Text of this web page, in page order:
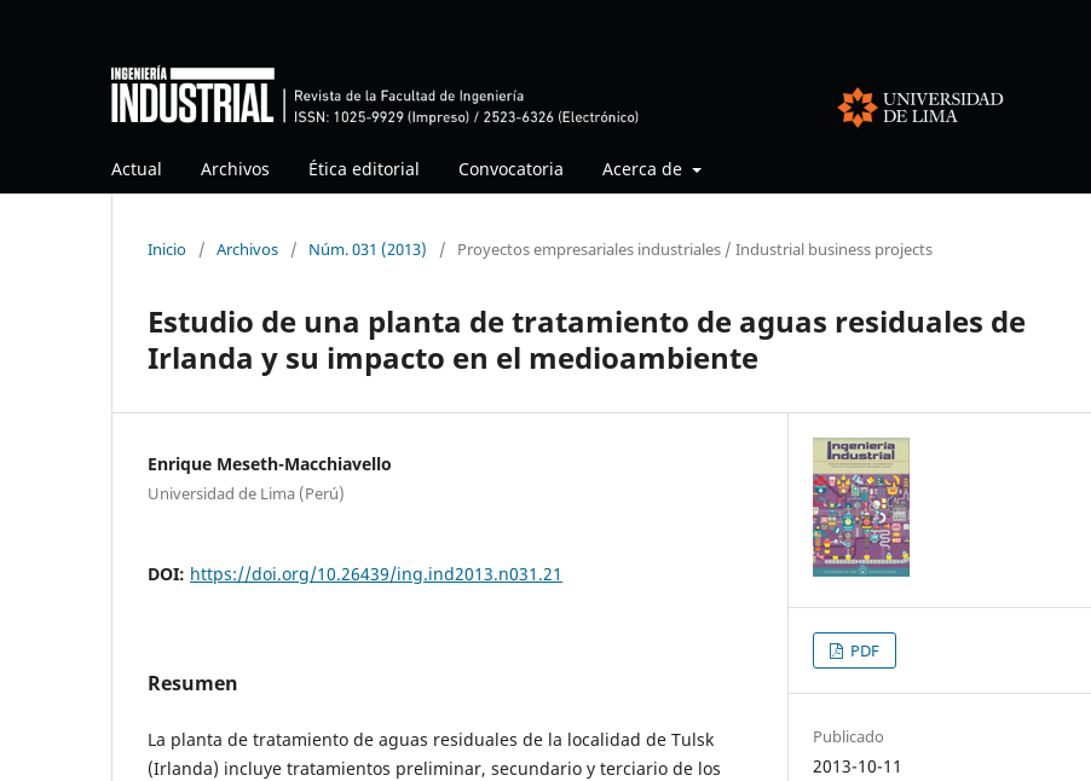
Actual Archivos Ética editorial Convocatoria Acerca de
Inicio / Archivos / Núm. 031 (2013) / Proyectos empresariales industriales / Industrial business projects
Estudio de una planta de tratamiento de aguas residuales de
Irlanda y su impacto en el medioambiente
Enrique Meseth-Macchiavello
Universidad de Lima (Perú)
DOI: https://doi.org/10.26439/ing.ind2013.n031.21
Resumen
La planta de tratamiento de aguas residuales de la localidad de Tulsk
(Irlanda) incluye tratamientos preliminar, secundario y terciario de los
PDF
Publicado
2013-10-11